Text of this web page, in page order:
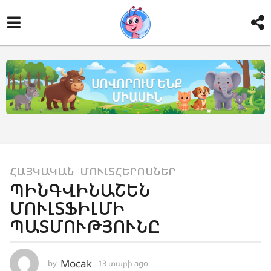
1
3
տ
ա
ի
ՀԱՅԿԱԿԱՆ ,ՄՈՒԼՏՀԵՐՈՍՆԵՐ
ՊԻՆԳՎԻՆԱՇԵՆ
ՄՈՒԼՏՖԻԼՄԻ
ՊԱՏՄՈՒԹՅՈՒՆԸ
by Mocak 13 տարի ago